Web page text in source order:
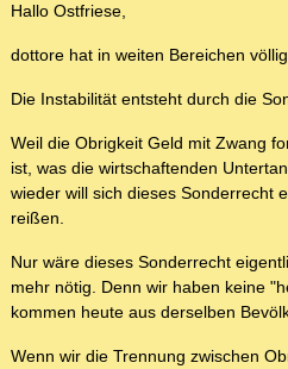
Hallo Ostfriese,
dottore hat in weiten Bereichen
Die Instabilität entsteht durch die
Weil die Obrigkeit Geld mit Zwang
ist, was die wirtschaftenden
wieder will sich dieses Sonderrecht
reißen.
Nur wäre dieses Sonderrecht
mehr nötig. Denn wir haben keine
kommen heute aus derselben
Wenn wir die Trennung zwischen